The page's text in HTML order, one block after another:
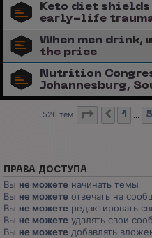
Keto diet shields
early-life
When men drink,
the price
Nutrition
Johannesburg,
526 тем Страница7
Пред.
1 … 5
ПРАВА ДОСТУПА
Вы не можете начинать темы
Вы не можете отвечать на
Вы не можете редактировать
Вы не можете удалять свои
Вы не можете добавлять